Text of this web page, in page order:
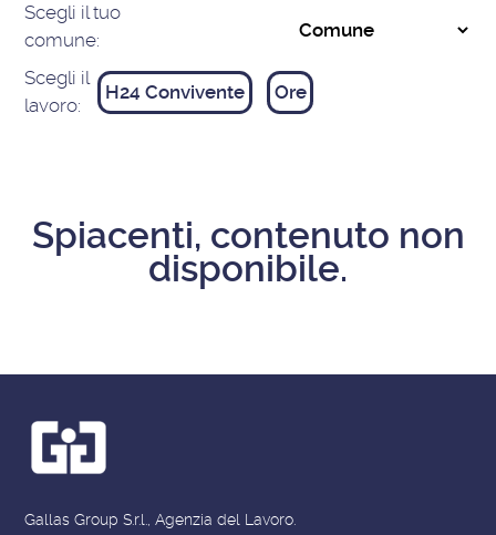
Scegli il tuo
comune:
Scegli il
lavoro:
H24 Convivente Ore
Spiacenti, contenuto non
disponibile.
Gallas Group S.r.l., Agenzia del Lavoro.